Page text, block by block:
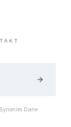
arrow_forward
Synonim Dane